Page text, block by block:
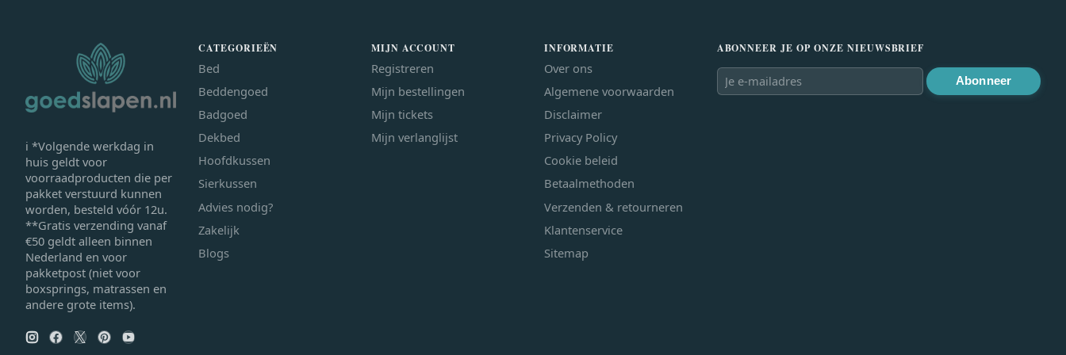
ℹ *Volgende werkdag in
huis geldt voor
voorraadproducten die per
pakket verstuurd kunnen
worden, besteld vóór 12u.
**Gratis verzending vanaf
€50 geldt alleen binnen
Nederland en voor
pakketpost (niet voor
boxsprings, matrassen en
andere grote items).
CATEGORIEËN
Bed
Beddengoed
Badgoed
Dekbed
Hoofdkussen
Sierkussen
Advies nodig?
Zakelijk
Blogs
MIJN ACCOUNT
Registreren
Mijn bestellingen
Mijn tickets
Mijn verlanglijst
INFORMATIE
Over ons
Algemene voorwaarden
Disclaimer
Privacy Policy
Cookie beleid
Betaalmethoden
Verzenden & retourneren
Klantenservice
Sitemap
ABONNEER JE OP ONZE NIEUWSBRIEF
Abonneer